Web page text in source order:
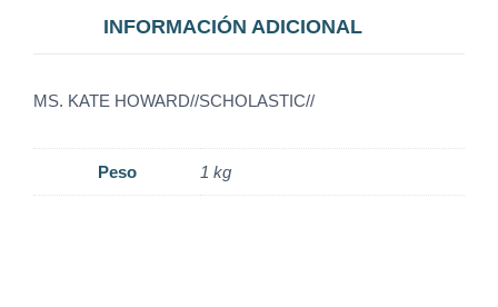
INFORMACIÓN ADICIONAL
MS. KATE HOWARD//SCHOLASTIC//
Peso 1 kg